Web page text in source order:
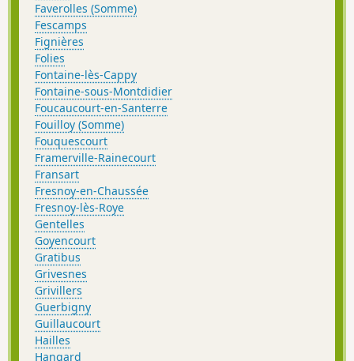
Faverolles (Somme)
Fescamps
Fignières
Folies
Fontaine-lès-Cappy
Fontaine-sous-Montdidier
Foucaucourt-en-Santerre
Fouilloy (Somme)
Fouquescourt
Framerville-Rainecourt
Fransart
Fresnoy-en-Chaussée
Fresnoy-lès-Roye
Gentelles
Goyencourt
Gratibus
Grivesnes
Grivillers
Guerbigny
Guillaucourt
Hailles
Hangard